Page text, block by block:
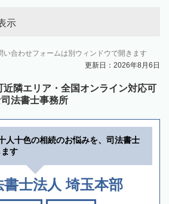
示
い合わせフォームは別ウィンドウで開きます
更新日：2026年8月6日
近隣エリア・全国オンライン対応可
法書士事務所
人十色の相続のお悩みを、司法書士
す
士法人 埼玉本部